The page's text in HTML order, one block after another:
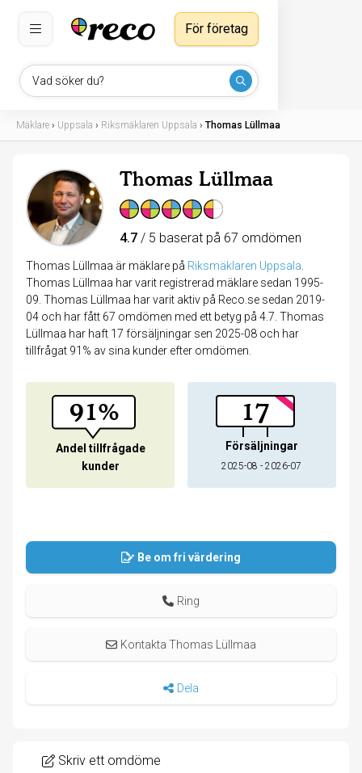
Vad söker du?
För företag
Mäklare › Uppsala › Riksmäklaren Uppsala › Thomas Lüllmaa
Thomas Lüllmaa
4.7 / 5 baserat på 67 omdömen
Thomas Lüllmaa är mäklare på Riksmäklaren Uppsala
Thomas Lüllmaa har varit registrerad mäklare sedan 1995-
09. Thomas Lüllmaa har varit aktiv på Reco.se sedan 2019-
04 och har fått 67 omdömen med ett betyg på 4.7. Thomas
Lüllmaa har haft 17 försäljningar sen 2025-08 och har
tillfrågat 91% av sina kunder efter omdömen.
91%
Andel tillfrågade
kunder
17
Försäljningar
2025-08 - 2026-07
Be om fri värdering
Ring
Kontakta Thomas Lüllmaa
Dela
Skriv ett omdöme